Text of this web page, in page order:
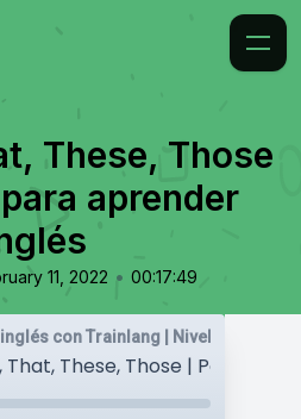
These, Those
para aprender
11, 2022 • 00:17:49